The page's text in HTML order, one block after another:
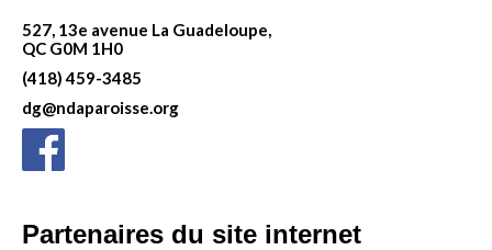
527, 13e avenue La Guadeloupe,
QC G0M 1H0
(418) 459-3485
dg@ndaparoisse.org
Partenaires du site internet